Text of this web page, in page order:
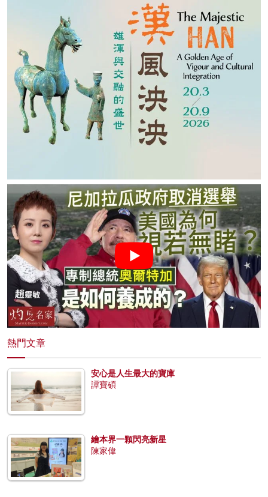
熱門文章
安心是人生最大的寶庫
譚寶碩
繪本界一顆閃亮新星
陳家偉